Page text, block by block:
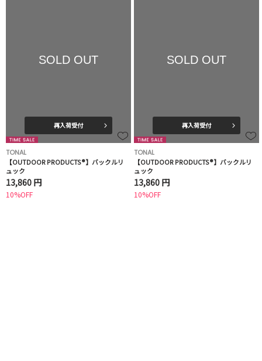
SOLD OUT
再入荷受付
TONAL
【OUTDOOR PRODUCTS®︎】バックルリ
ュック
13,860 円
10%OFF
SOLD OUT
再入荷受付
TONAL
【OUTDOOR PRODUCTS®︎】バックルリ
ュック
13,860 円
10%OFF